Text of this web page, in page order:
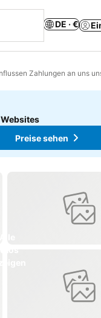
DE · €
Zahlungen an uns
Websites
Preise sehen